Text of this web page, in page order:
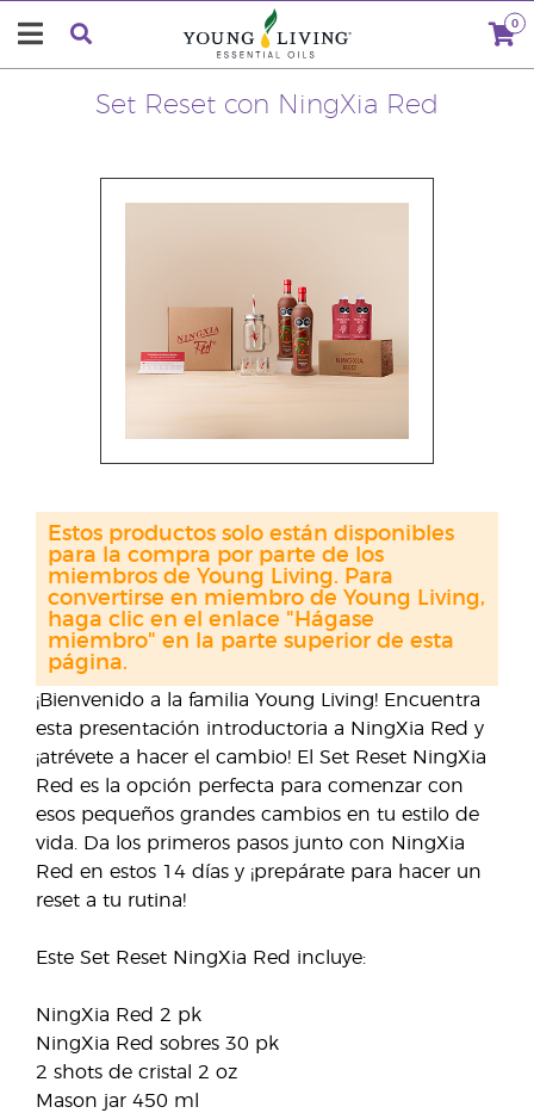
0
Set Reset con NingXia Red
¡Bienvenido a la familia Young Living! Encuentra
esta presentación introductoria a NingXia Red y
¡atrévete a hacer el cambio! El Set Reset NingXia
Red es la opción perfecta para comenzar con
esos pequeños grandes cambios en tu estilo de
vida. Da los primeros pasos junto con NingXia
Red en estos 14 días y ¡prepárate para hacer un
reset a tu rutina!
Este Set Reset NingXia Red incluye:
NingXia Red 2 pk
NingXia Red sobres 30 pk
2 shots de cristal 2 oz
Mason jar 450 ml
Estos productos solo están disponibles
para la compra por parte de los
miembros de Young Living. Para
convertirse en miembro de Young Living,
haga clic en el enlace "Hágase
miembro" en la parte superior de esta
página.